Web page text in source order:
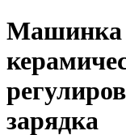
Машинка
зарядка